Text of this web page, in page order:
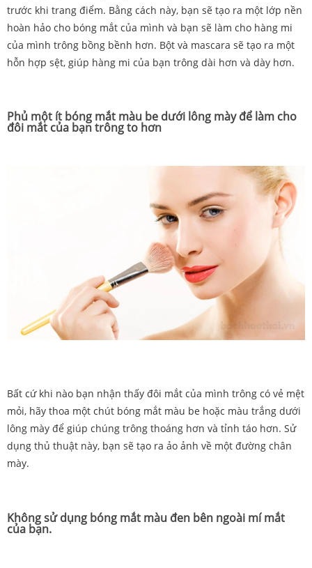
trước khi trang điểm. Bằng cách này, bạn sẽ tạo ra một lớp nền
hoàn hảo cho bóng mắt của mình và bạn sẽ làm cho hàng mi
của mình trông bồng bềnh hơn. Bột và mascara sẽ tạo ra một
hỗn hợp sệt, giúp hàng mi của bạn trông dài hơn và dày hơn.
Phủ một ít bóng mắt màu be dưới lông mày để làm cho
đôi mắt của bạn trông to hơn
Bất cứ khi nào bạn nhận thấy đôi mắt của mình trông có vẻ mệt
mỏi, hãy thoa một chút bóng mắt màu be hoặc màu trắng dưới
lông mày để giúp chúng trông thoáng hơn và tỉnh táo hơn. Sử
dụng thủ thuật này, bạn sẽ tạo ra ảo ảnh về một đường chân
mày.
Không sử dụng bóng mắt màu đen bên ngoài mí mắt
của bạn.